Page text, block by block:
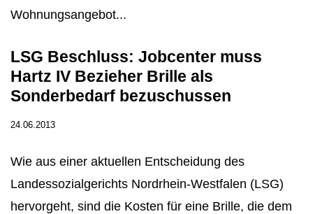
Wohnungsangebot...
LSG Beschluss: Jobcenter muss
Hartz IV Bezieher Brille als
Sonderbedarf bezuschussen
24.06.2013
Wie aus einer aktuellen Entscheidung des
Landessozialgerichts Nordrhein-Westfalen (LSG)
hervorgeht, sind die Kosten für eine Brille, die dem